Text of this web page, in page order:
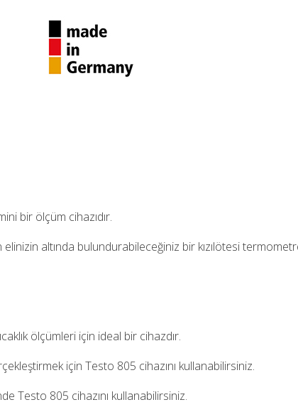
bir ölçüm cihazıdır.
altında bulundurabileceğiniz bir kızılötesi
ölçümleri için ideal bir cihazdır.
için Testo 805 cihazını kullanabilirsiniz.
Testo 805 cihazını kullanabilirsiniz.